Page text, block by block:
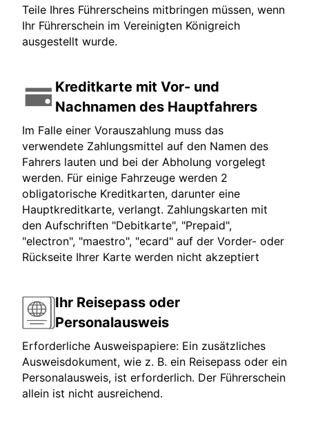
Teile Ihres Führerscheins mitbringen müssen, wenn
Ihr Führerschein im Vereinigten Königreich
ausgestellt wurde.
Kreditkarte mit Vor- und
Nachnamen des Hauptfahrers
Im Falle einer Vorauszahlung muss das
verwendete Zahlungsmittel auf den Namen des
Fahrers lauten und bei der Abholung vorgelegt
werden. Für einige Fahrzeuge werden 2
obligatorische Kreditkarten, darunter eine
Hauptkreditkarte, verlangt. Zahlungskarten mit
den Aufschriften "Debitkarte", "Prepaid",
"electron", "maestro", "ecard" auf der Vorder- oder
Rückseite Ihrer Karte werden nicht akzeptiert
Ihr Reisepass oder
Personalausweis
Erforderliche Ausweispapiere: Ein zusätzliches
Ausweisdokument, wie z. B. ein Reisepass oder ein
Personalausweis, ist erforderlich. Der Führerschein
allein ist nicht ausreichend.